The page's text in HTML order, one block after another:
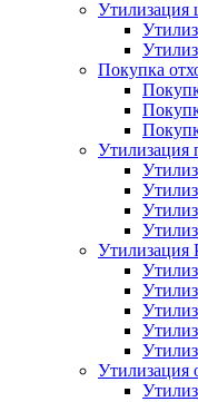
Утилизация
Покупка
Утилизация
Утилизация
Утилизация